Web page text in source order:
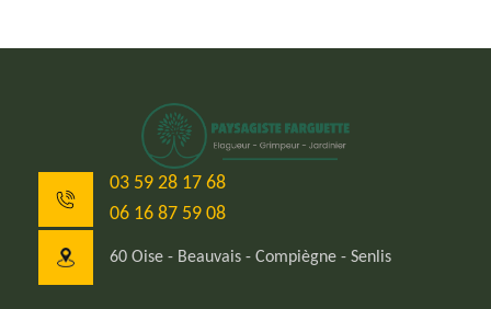
03 59 28 17 68
06 16 87 59 08
60 Oise - Beauvais - Compiègne - Senlis